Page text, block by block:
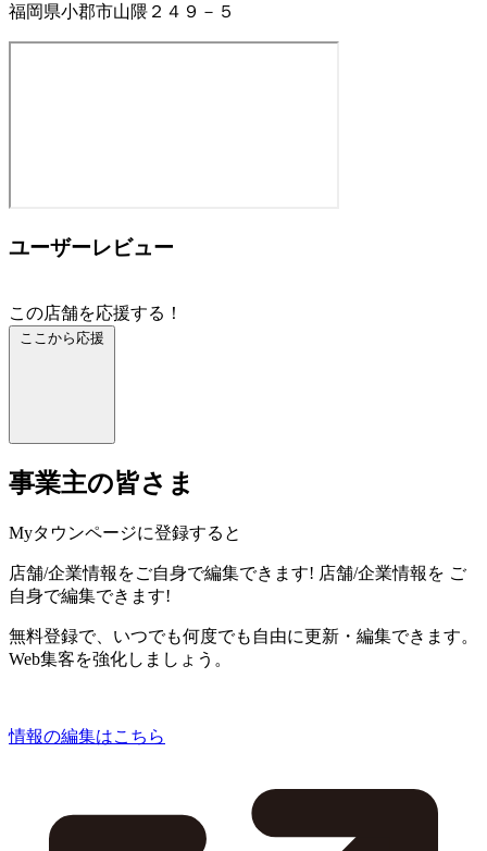
福岡県小郡市山隈２４９－５
ユーザーレビュー
この店舗を応援する！
ここから応援
事業主の皆さま
Myタウンページに登録すると
店舗/企業情報をご自身で編集できます! 店舗/企業情報を ご
自身で編集できます!
無料登録で、いつでも何度でも自由に更新・編集できます。
Web集客を強化しましょう。
情報の編集はこちら